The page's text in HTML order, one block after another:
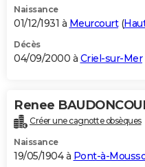
Naissance
01/12/1931 à Meurcourt(
Décès
04/09/2000 à Criel-sur-Mer
Renee
Créer une cagnotte obsèques
Naissance
19/05/1904 à Pont-à-